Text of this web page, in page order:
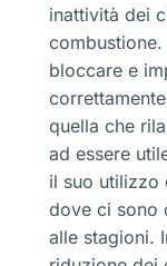
inattività dei
bloccare e
quella che
ad essere
il suo utilizzo
dove ci sono
alle stagioni.